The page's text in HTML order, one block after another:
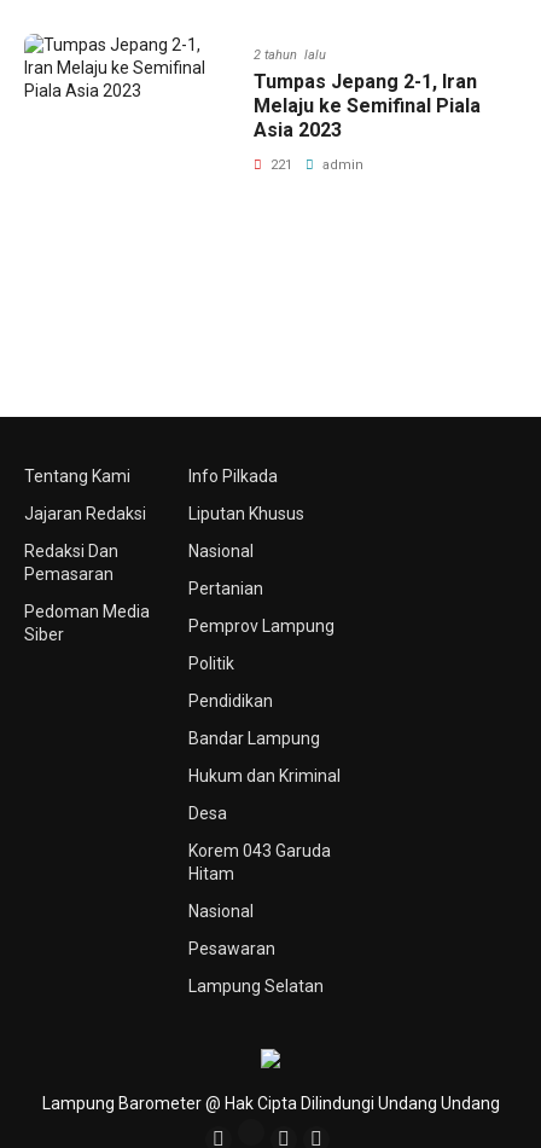
2 tahun lalu
Tumpas Jepang 2-1, Iran
Melaju ke Semifinal Piala
Asia 2023
221 admin
Tentang Kami
Jajaran Redaksi
Redaksi Dan
Pemasaran
Pedoman Media
Siber
Info Pilkada
Liputan Khusus
Nasional
Pertanian
Pemprov Lampung
Politik
Pendidikan
Bandar Lampung
Hukum dan Kriminal
Desa
Korem 043 Garuda
Hitam
Nasional
Pesawaran
Lampung Selatan
Lampung Barometer @ Hak Cipta Dilindungi Undang Undang